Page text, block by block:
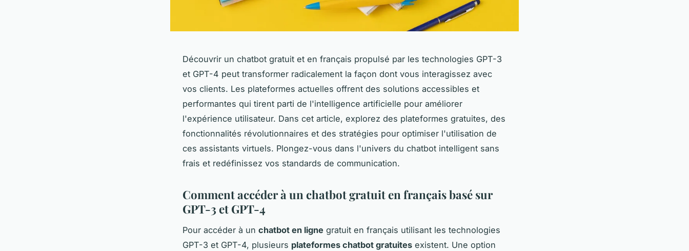
Découvrir un chatbot gratuit et en français propulsé par les technologies GPT-3
et GPT-4 peut transformer radicalement la façon dont vous interagissez avec
vos clients. Les plateformes actuelles offrent des solutions accessibles et
performantes qui tirent parti de l'intelligence artificielle pour améliorer
l'expérience utilisateur. Dans cet article, explorez des plateformes gratuites, des
fonctionnalités révolutionnaires et des stratégies pour optimiser l'utilisation de
ces assistants virtuels. Plongez-vous dans l'univers du chatbot intelligent sans
frais et redéfinissez vos standards de communication.
Comment accéder à un chatbot gratuit en français basé sur
GPT-3 et GPT-4
Pour accéder à un chatbot en ligne gratuit en français utilisant les technologies
GPT-3 et GPT-4, plusieurs plateformes chatbot gratuites existent. Une option